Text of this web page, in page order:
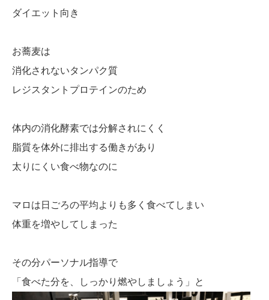
ダイエット向き
お蕎麦は
消化されないタンパク質
レジスタントプロテインのため
体内の消化酵素では分解されにくく
脂質を体外に排出する働きがあり
太りにくい食べ物なのに
マロは日ごろの平均よりも多く食べてしまい
体重を増やしてしまった
その分パーソナル指導で
「食べた分を、しっかり燃やしましょう」と